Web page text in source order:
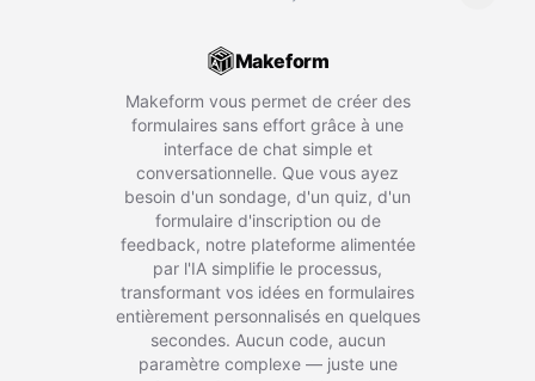
Makeform
Makeform vous permet de créer des
formulaires sans effort grâce à une
interface de chat simple et
conversationnelle. Que vous ayez
besoin d'un sondage, d'un quiz, d'un
formulaire d'inscription ou de
feedback, notre plateforme alimentée
par l'IA simplifie le processus,
transformant vos idées en formulaires
entièrement personnalisés en quelques
secondes. Aucun code, aucun
paramètre complexe — juste une